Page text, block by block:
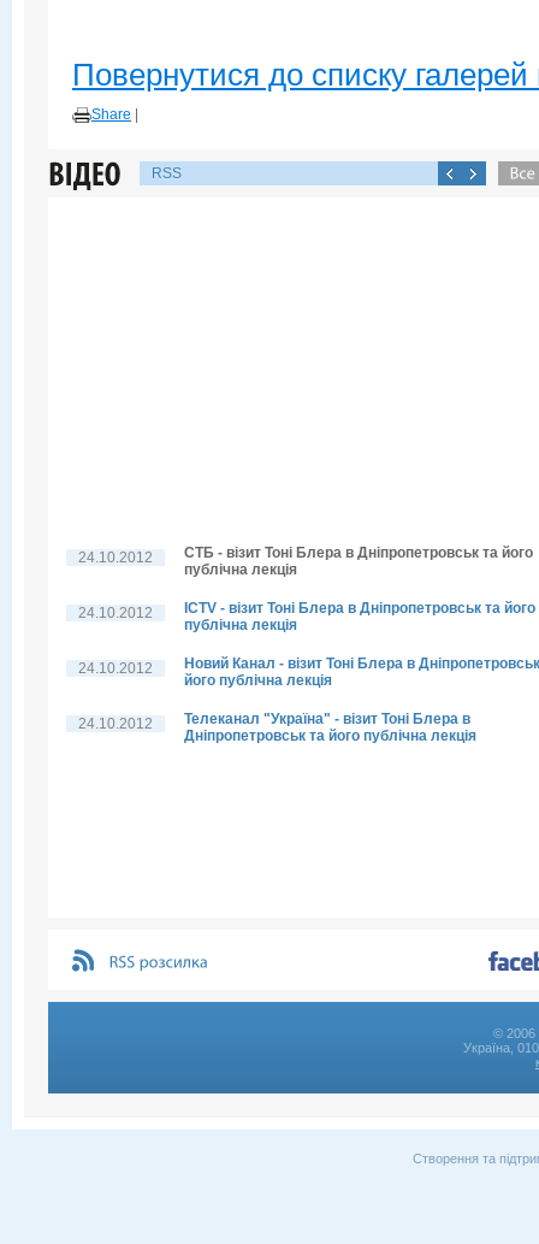
Повернутися до списку галерей
Share
RSS
24.10.2012
СТБ - візит Тоні Блера в Дніпропетровськ та його
публічна лекція
24.10.2012
ICTV - візит Тоні Блера в Дніпропетровськ та його
публічна лекція
24.10.2012
Новий Канал - візит Тоні Блера в
його публічна лекція
24.10.2012
Телеканал "Україна" - візит Тоні Блера в
Дніпропетровськ та його публічна лекція
© 2006
Україна,
Створення та